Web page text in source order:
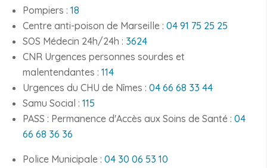
Pompiers :18
Centre anti-poison de Marseille :04 91 75 25 25
SOS Médecin 24h/24h : 3624
CNR Urgences personnes sourdes et
malentendantes :114
Urgences du CHU de Nîmes :04 66 68 33 44
Samu Social :115
PASS : Permanence d'Accès aux Soins de Santé :04
66 68 36 36
Police Municipale :04 30 06 53 10